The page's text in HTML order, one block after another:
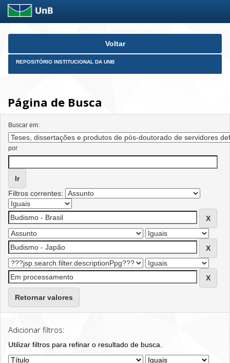
Skip
Voltar
REPOSITÓRIO INSTITUCIONAL DA UNB
Página de Busca
Buscar em:
por
Filtros correntes:
Retornar valores
Adicionar filtros:
Utilizar filtros para refinar o resultado de busca.